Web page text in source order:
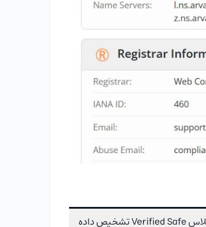
امتیاز ۱۰۰ از ۱۰۰؛ دامنه ارز پلاس Verified Safe تشخیص داده